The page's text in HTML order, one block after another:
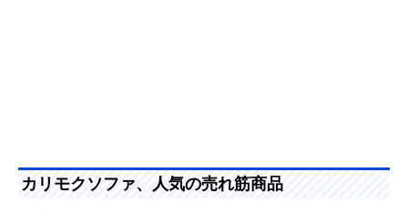
カリモクソファ、人気の売れ筋商品